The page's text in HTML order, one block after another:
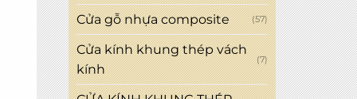
Cửa gỗ nhựa composite (57)
Cửa kính khung thép vách
kính
(7)